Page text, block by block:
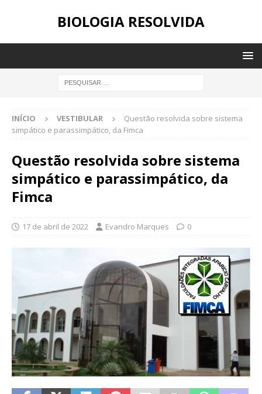
BIOLOGIA RESOLVIDA
INÍCIO VESTIBULAR
Questão resolvida sobre sistema
simpático e parassimpático, da Fimca
Questão resolvida sobre sistema
simpático e parassimpático, da
Fimca
17 de abril de 2022 Evandro Marques 0